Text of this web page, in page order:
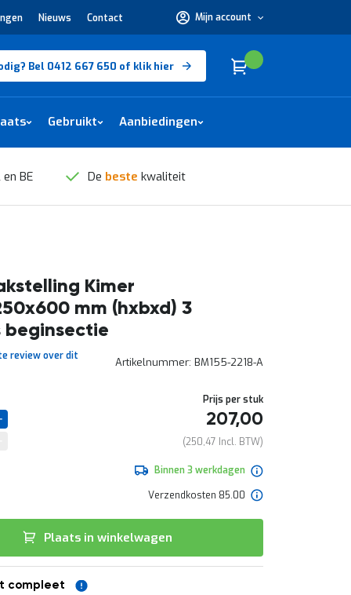
Nieuws Contact Mijn account
nodig?
Bel 0412 667 650 of klik hier Winkelwagen
Cart
Gebruikt Aanbiedingen
BE De beste kwaliteit
Kimer
mm (hxbxd) 3
beginsectie
review over dit
Artikelnummer BM155-2218-A
Prijs per stuk
207,00
250,47
Binnen 3 werkdagen
Verzendkosten 85.00
Plaats in winkelwagen
compleet